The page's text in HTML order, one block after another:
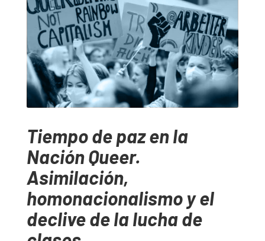
Tiempo de paz en la
Nación Queer.
Asimilación,
homonacionalismo y el
declive de la lucha de